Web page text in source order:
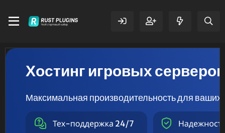
Хостинг игровых серверов
Максимальная производительность для ваших